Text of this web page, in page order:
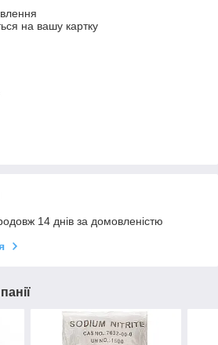
на вашу картку
14 днів за домовленістю